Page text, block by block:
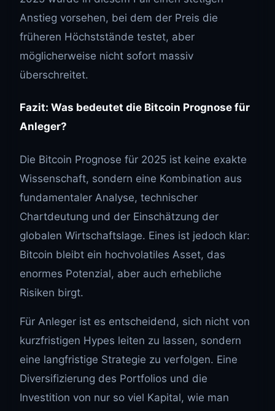
Anstieg vorsehen, bei dem der Preis die
früheren Höchststände testet, aber
möglicherweise nicht sofort massiv
überschreitet.
Fazit: Was bedeutet die Bitcoin Prognose für
Anleger?
Die Bitcoin Prognose für 2025 ist keine exakte
Wissenschaft, sondern eine Kombination aus
fundamentaler Analyse, technischer
Chartdeutung und der Einschätzung der
globalen Wirtschaftslage. Eines ist jedoch klar:
Bitcoin bleibt ein hochvolatiles Asset, das
enormes Potenzial, aber auch erhebliche
Risiken birgt.
Für Anleger ist es entscheidend, sich nicht von
kurzfristigen Hypes leiten zu lassen, sondern
eine langfristige Strategie zu verfolgen. Eine
Diversifizierung des Portfolios und die
Investition von nur so viel Kapital, wie man